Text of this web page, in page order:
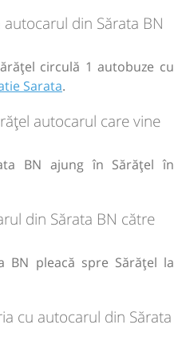
din Sărata BN
circulă 1 autobuze cu
Sarata.
autocarul care vine
BN ajung în Sărățel în
din Sărata BN către
BN pleacă spre Sărățel la
cu autocarul din Sărata